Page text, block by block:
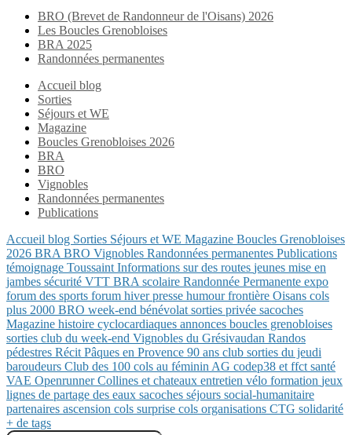
BRO (Brevet de Randonneur de l'Oisans) 2026
Les Boucles Grenobloises
BRA 2025
Randonnées permanentes
Accueil blog
Sorties
Séjours et WE
Magazine
Boucles Grenobloises 2026
BRA
BRO
Vignobles
Randonnées permanentes
Publications
Accueil blog Sorties Séjours et WE Magazine Boucles Grenobloises
2026 BRA BRO Vignobles Randonnées permanentes Publications
témoignage Toussaint Informations sur des routes jeunes mise en
jambes sécurité VTT BRA scolaire Randonnée Permanente expo
forum des sports forum hiverpresse humourfrontière Oisans cols
plus 2000 BRO week-end bénévolat sorties privée sacoches
Magazine histoire cyclocardiaques annonces boucles grenobloises
sorties club du week-end Vignobles du Grésivaudan Randos
pédestres Récit Pâques en Provence 90 ans club sorties du jeudi
baroudeurs Club des 100 cols au féminin AG codep38 et ffct santé
VAE OpenrunnerCollines et chateaux entretien vélo formation jeux
lignes de partage des eaux sacoches séjours social-humanitaire
partenaires ascension cols surprise cols organisations CTG solidarité
+ de tags